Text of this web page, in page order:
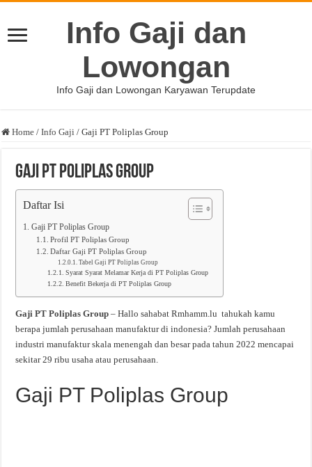
Info Gaji dan
Lowongan
Info Gaji dan Lowongan Karyawan Terupdate
Home / Info Gaji / Gaji PT Poliplas Group
Gaji PT Poliplas Group
Daftar Isi
Gaji PT Poliplas Group
Profil PT Poliplas Group
Daftar Gaji PT Poliplas Group
Tabel Gaji PT Poliplas Group
Syarat Syarat Melamar Kerja di PT Poliplas Group
Benefit Bekerja di PT Poliplas Group
Gaji PT Poliplas Group – Hallo sahabat Rmhamm.lu tahukah kamu
berapa jumlah perusahaan manufaktur di indonesia? Jumlah perusahaan
industri manufaktur skala menengah dan besar pada tahun 2022 mencapai
sekitar 29 ribu usaha atau perusahaan.
Gaji PT Poliplas Group